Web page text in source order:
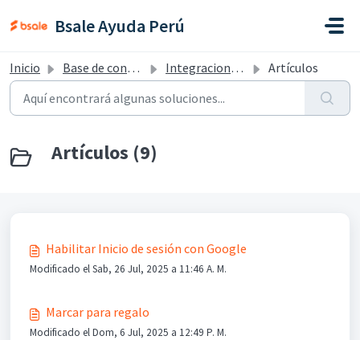
Bsale Ayuda Perú
Inicio Base de conocimientos Integraciones y otros PE V2 Artículos
Artículos (9)
Habilitar Inicio de sesión con Google
Modificado el Sab, 26 Jul, 2025 a 11:46 A. M.
Marcar para regalo
Modificado el Dom, 6 Jul, 2025 a 12:49 P. M.